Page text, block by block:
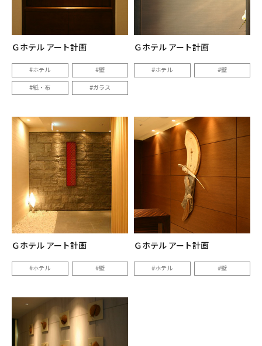
Ｇホテル アート計画
ホテル 壁
紙・布 ガラス
Ｇホテル アート計画
ホテル 壁
Ｇホテル アート計画
ホテル 壁
Ｇホテル アート計画
ホテル 壁